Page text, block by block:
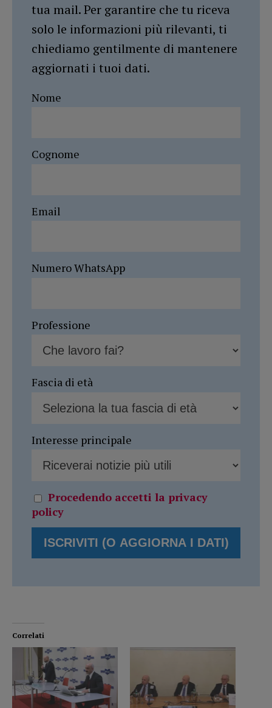
tua mail. Per garantire che tu riceva
solo le informazioni più rilevanti, ti
chiediamo gentilmente di mantenere
aggiornati i tuoi dati.
Nome
Cognome
Email
Numero WhatsApp
Professione
Fascia di età
Interesse principale
Procedendo accetti la privacy
policy
Correlati